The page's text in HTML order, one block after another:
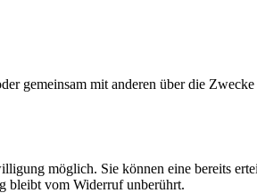
gemeinsam mit anderen über die
möglich. Sie können eine bereits
bleibt vom Widerruf unberührt.